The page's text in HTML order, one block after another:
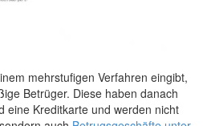
mehrstufigen Verfahren eingibt,
Betrüger. Diese haben danach
eine Kreditkarte und werden nicht